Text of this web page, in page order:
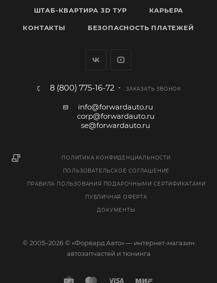
ШТАБ-КВАРТИРА 3D ТУР КАРЬЕРА
КОНТАКТЫ БЕЗОПАСНОСТЬ ПЛАТЕЖЕЙ
8 (800) 775-16-72 ЗАКАЗАТЬ ЗВОНОК
info@forwardauto.ru
corp@forwardauto.ru
se@forwardauto.ru
ПОЛИТИКА КОНФИДЕНЦИАЛЬНОСТИ
ПОЛЬЗОВАТЕЛЬСКОЕ СОГЛАШЕНИЕ
ПРАВИЛА ПОЛЬЗОВАНИЯ ПОДАРОЧНЫМИ СЕРТИФИКАТАМИ
ПУБЛИЧНАЯ ОФЕРТА
ДОКУМЕНТЫ
© 2005–2026 © «Форвард Авто» — интернет-магазин
автозапчастей и тюнинга